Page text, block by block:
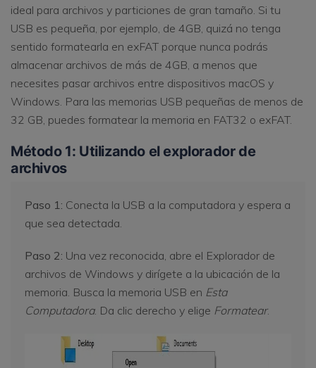
ideal para archivos y particiones de gran tamaño. Si tu
USB es pequeña, por ejemplo, de 4GB, quizá no tenga
sentido formatearla en exFAT porque nunca podrás
almacenar archivos de más de 4GB, a menos que
necesites pasar archivos entre dispositivos macOS y
Windows. Para las memorias USB pequeñas de menos de
32 GB, puedes formatear la memoria en FAT32 o exFAT.
Método 1: Utilizando el explorador de
archivos
Paso 1: Conecta la USB a la computadora y espera a
que sea detectada.
Paso 2: Una vez reconocida, abre el Explorador de
archivos de Windows y dirígete a la ubicación de la
memoria. Busca la memoria USB en Esta
Computadora. Da clic derecho y elige Formatear.